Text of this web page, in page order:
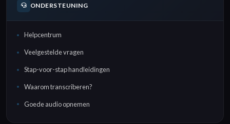
ONDERSTEUNING
Helpcentrum
Veelgestelde vragen
Stap-voor-stap handleidingen
Waarom transcriberen?
Goede audio opnemen